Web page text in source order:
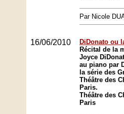
Par Nicole
16/06/2010
DiDonato ou
Récital de la
Joyce
au piano par
la série des
Théâtre des
Paris.
Théâtre des
Paris